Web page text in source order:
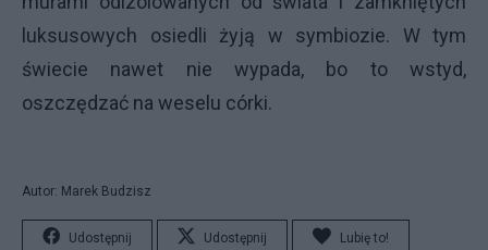
luksusowych osiedli żyją w symbiozie. W tym
świecie nawet nie wypada, bo to wstyd,
oszczędzać na weselu córki.
Autor: Marek Budzisz
Udostępnij Udostępnij Lubię to!